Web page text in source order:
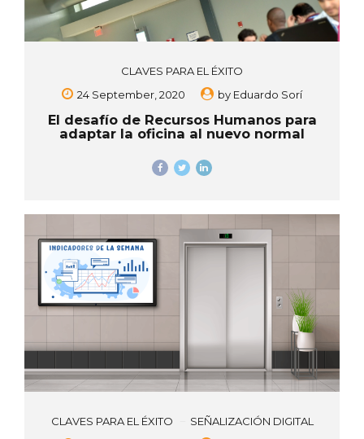
CLAVES PARA EL ÉXITO
24 September, 2020
by Eduardo Sorí
El desafío de Recursos Humanos para
adaptar la oficina al nuevo normal
CLAVES PARA EL ÉXITO
SEÑALIZACIÓN DIGITAL